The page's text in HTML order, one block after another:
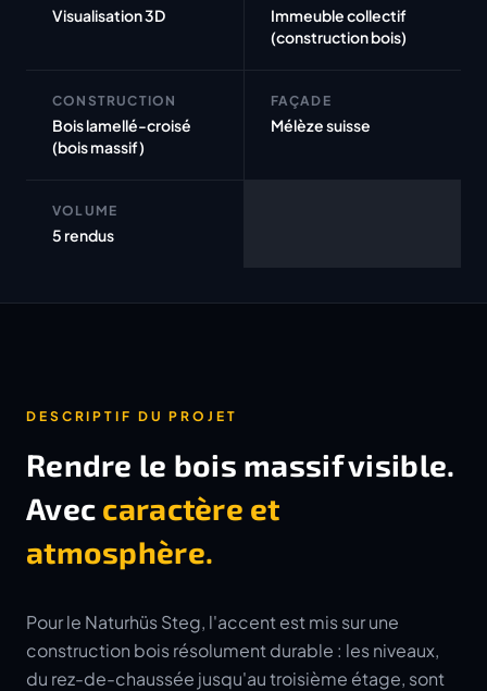
Visualisation 3D
Immeuble collectif
(construction bois)
CONSTRUCTION
Bois lamellé-croisé
(bois massif)
FAÇADE
Mélèze suisse
VOLUME
5 rendus
DESCRIPTIF DU PROJET
Rendre le bois massif visible.
Avec caractère et
atmosphère.
Pour le Naturhüs Steg, l'accent est mis sur une
construction bois résolument durable : les niveaux,
du rez-de-chaussée jusqu'au troisième étage, sont